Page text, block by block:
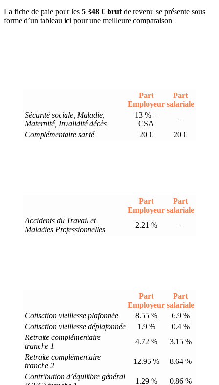
La fiche de paie pour les 5 348 € brut de revenu se présente sous
forme d’un tableau ici pour une meilleure comparaison :
Part
Employeur
Part
salariale
Sécurité sociale, Maladie,
Maternité, Invalidité décès
13 % +
CSA
–
Complémentaire santé
20 € 20 €
Part
Employeur
Part
salariale
Accidents du Travail et
Maladies Professionnelles
2.21 % –
Part
Employeur
Part
salariale
Cotisation vieillesse plafonnée
8.55 %
6.9 %
Cotisation vieillesse déplafonnée
1.9 %
0.4 %
Retraite complémentaire
tranche 1
4.72 %
3.15 %
Retraite complémentaire
tranche 2
12.95 %
8.64 %
Contribution d’équilibre général
1.29 %
0.86 %